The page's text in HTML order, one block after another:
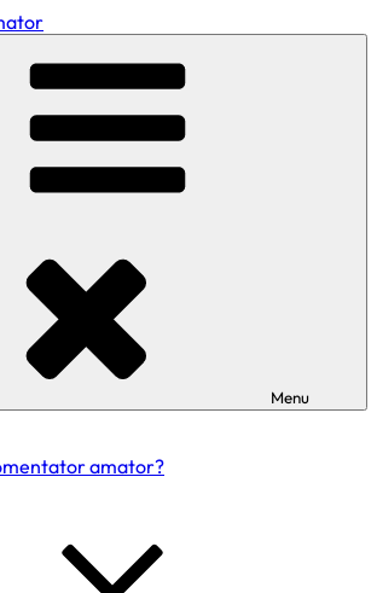
Menu
amator?